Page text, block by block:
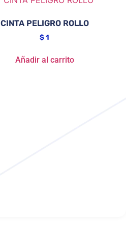
CINTA PELIGRO ROLLO
$1
Añadir al carrito